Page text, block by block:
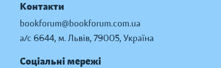
Контакти
bookforum@bookforum.com.ua
а/с 6644, м. Львів, 79005, Україна
Соціальні мережі